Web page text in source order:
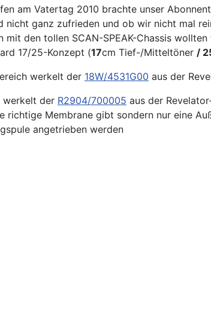
am Vatertag 2010 brachte unser
nicht ganz zufrieden und ob wir nicht mal
mit den tollen SCAN-SPEAK-Chassis
17/25-Konzept (17cm Tief-/Mitteltöner /
werkelt der 18W/4531G00 aus der
werkelt der R2904/700005 aus der
richtige Membrane gibt sondern nur eine
angetrieben werden